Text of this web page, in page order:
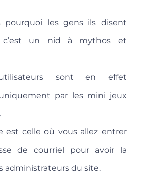
pourquoi les gens ils disent
c’est un nid à mythos et
sont en effet
par les mini jeux
est celle où vous allez entrer
de courriel pour avoir la
administrateurs du site.